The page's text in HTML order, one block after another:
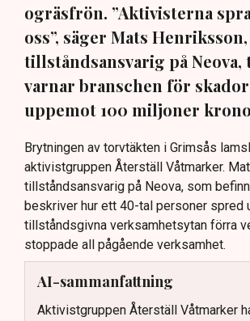
ogräsfrön. ”Aktivisterna
oss”, säger Mats Henriksson,
tillståndsansvarig på Neova,
varnar branschen för
uppemot 100 miljoner
Brytningen av torvtäkten i Grimsås
aktivistgruppen Återställ Våtmarker.
tillståndsansvarig på Neova, som
beskriver hur ett 40-tal personer spred
tillståndsgivna verksamhetsytan förra
stoppade all pågående verksamhet.
AI-sammanfattning
Aktivistgruppen Återställ Våtmarker